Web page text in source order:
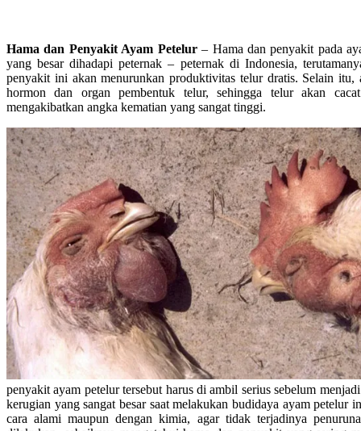
Hama dan Penyakit Ayam Petelur– Hama dan penyakit pada
yang besar dihadapi peternak – peternak di Indonesia,
penyakit ini akan menurunkan produktivitas telur dratis. Selain itu,
hormon dan organ pembentuk telur, sehingga telur akan
mengakibatkan angka kematian yang sangat tinggi.
penyakit ayam petelur tersebut harus di ambil serius sebelum
kerugian yang sangat besar saat melakukan budidaya ayam petelur
cara alami maupun dengan kimia, agar tidak terjadinya